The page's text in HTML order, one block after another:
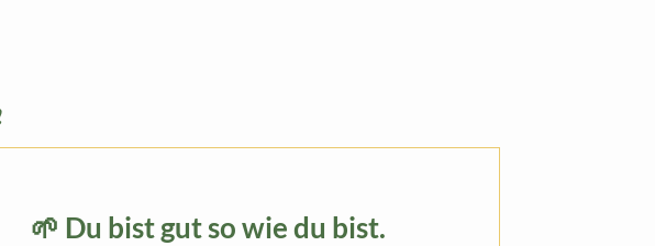
🌱 Du bist gut so wie du bist.